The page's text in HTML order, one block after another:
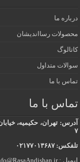
درباره ما
محصولات رسااندیشان
کاتالوگ
سوالات متداول
تماس با ما
تماس با ما
۷
تلفکس: ۰۲۱۷۷۰۱۳۶۸۷
ایمیل : Info@RasaAndishan.ir